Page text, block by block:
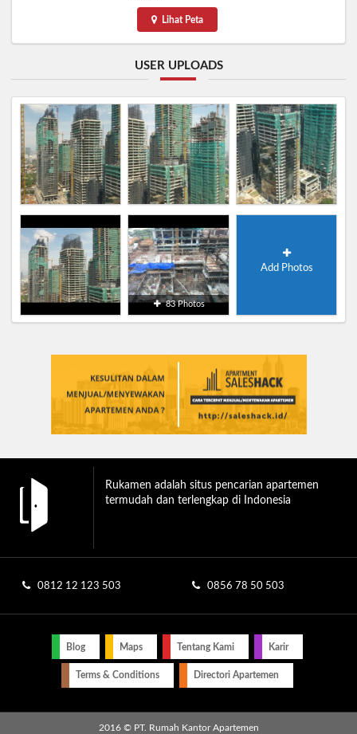
Lihat Peta
USER UPLOADS
83 Photos
Add Photos
Rukamen adalah situs pencarian apartemen
termudah dan terlengkap di Indonesia
0812 12 123 503 0856 78 50 503
Blog Maps Tentang Kami Karir
Terms & Conditions Directori Apartemen
2016 © PT. Rumah Kantor Apartemen